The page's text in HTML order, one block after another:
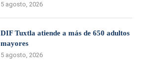
5 agosto, 2026
DIF Tuxtla atiende a más de 650 adultos
mayores
5 agosto, 2026